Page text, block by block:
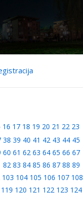
16 17 18 19 20 21 22 23
38 39 40 41 42 43 44 45
60 61 62 63 64 65 66 67
82 83 84 85 86 87 88 89
103 104 105 106 107 108
119 120 121 122 123 124